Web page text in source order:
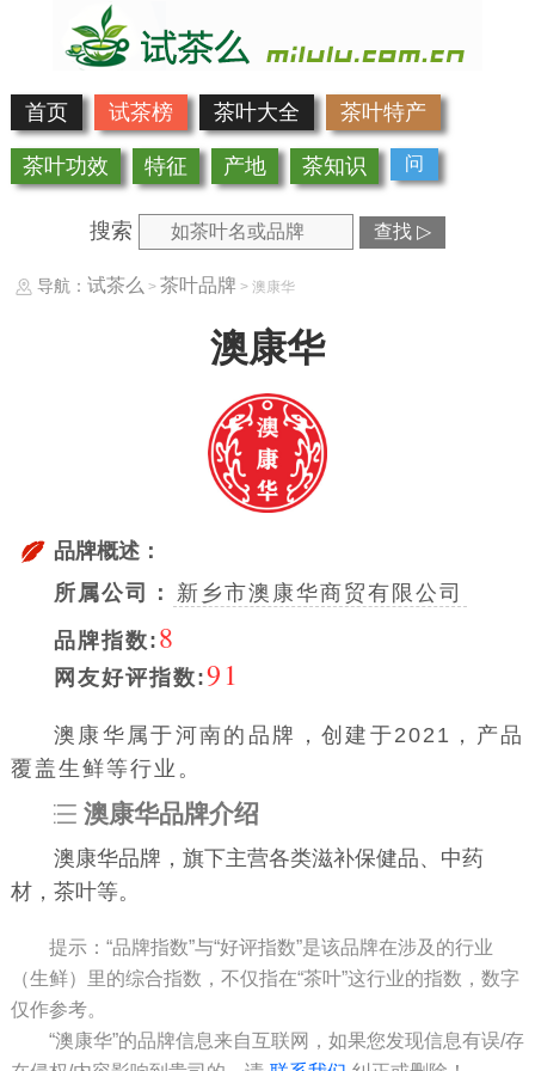
首页 试茶榜 茶叶大全 茶叶特产
茶叶功效 特征 产地 茶知识 问
搜索 查找 ▷
导航： 试茶么 > 茶叶品牌 > 澳康华
澳康华
品牌概述：
所属公司：
新乡市澳康华商贸有限公司
品牌指数: 8
网友好评指数:91
澳康华属于河南的品牌，创建于2021，产品
覆盖生鲜等行业。
澳康华品牌介绍
澳康华品牌，旗下主营各类滋补保健品、中药
材，茶叶等。
提示：“品牌指数”与“好评指数”是该品牌在涉及的行业
（生鲜）里的综合指数，不仅指在“茶叶”这行业的指数，数字
仅作参考。
“澳康华”的品牌信息来自互联网，如果您发现信息有误/存